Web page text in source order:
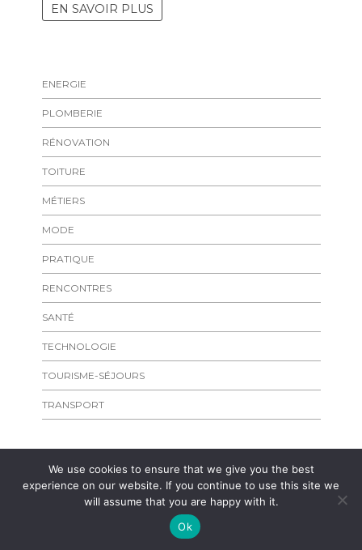
EN SAVOIR PLUS
ENERGIE
PLOMBERIE
RÉNOVATION
TOITURE
MÉTIERS
MODE
PRATIQUE
RENCONTRES
SANTÉ
TECHNOLOGIE
TOURISME-SÉJOURS
TRANSPORT
laplageparisienne.frAdmirer les rivages de l'Ile de
Cygnes et le Pont Mirabeau | Wishful Blog by
We use cookies to ensure that we give you the best
experience on our website. If you continue to use this site we
will assume that you are happy with it.
Ok